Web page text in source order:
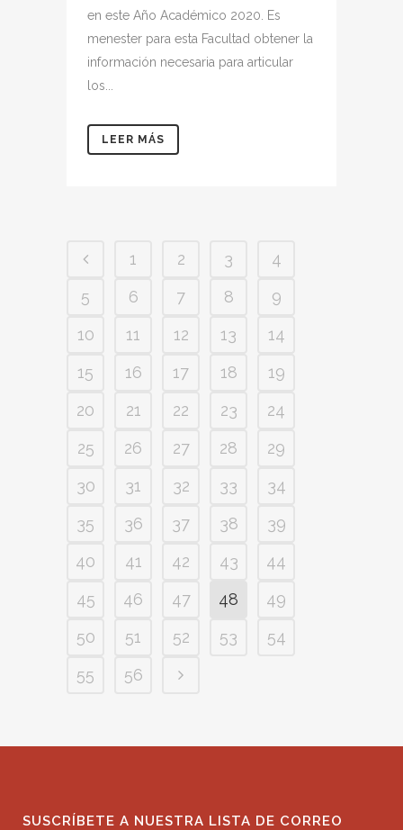
en este Año Académico 2020. Es
menester para esta Facultad obtener la
información necesaria para articular
los...
LEER MÁS
1 2 3
4
5
6 7 8
9
10
11 12 13
14
15
16 17 18
19
20
21 22 23
24
25
26 27 28
29
30
31 32 33
34
35
36 37 38
39
40
41 42 43
44
45
46 47 48
49
50
51 52 53
54
55
56
SUSCRÍBETE A NUESTRA LISTA DE CORREO